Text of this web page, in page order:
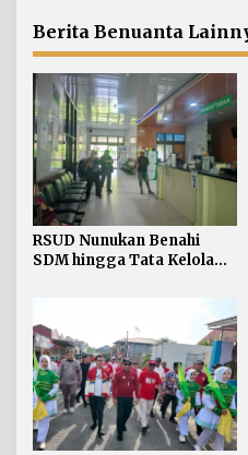
Dibentangkan di Sebatik
Berita Benuanta
RSUD Nunukan Benahi
SDM hingga Tata Kelola